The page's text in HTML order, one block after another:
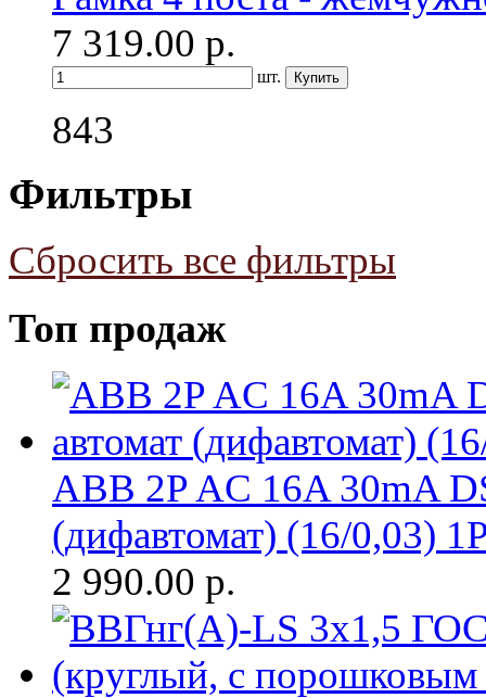
7 319.00 р.
шт.
843
Фильтры
Сбросить все фильтры
Топ продаж
ABB 2P AC 16A 30mA
(дифавтомат) (16/0,03)
2 990.00 р.